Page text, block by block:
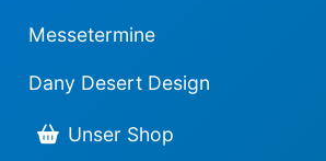
Messetermine
Dany Desert Design
Unser Shop